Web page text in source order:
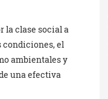
la clase social a
condiciones, el
ambientales y
una efectiva